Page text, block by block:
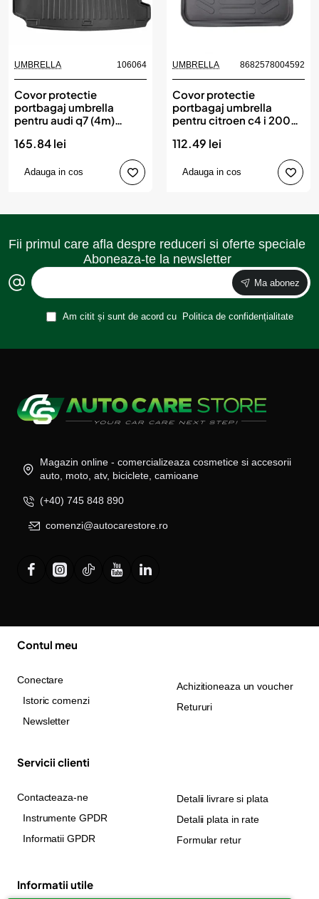
UMBRELLA 106064
Covor protectie
portbagaj umbrella
pentru audi q7 (4m)
165.84 lei
Adauga in cos
UMBRELLA 8682578004592
Covor protectie
portbagaj umbrella
pentru citroen c4 i 2004-
112.49 lei
Adauga in cos
Fii primul care afla despre reduceri si oferte speciale
Aboneaza-te la newsletter
Ma abonez
Am citit și sunt de acord cu Politica de confidențialitate
Magazin online - comercializeaza cosmetice si accesorii
auto, moto, atv, biciclete, camioane
(+40) 745 848 890
comenzi@autocarestore.ro
Contul meu
Conectare
Istoric comenzi
Newsletter
Achizitioneaza un voucher
Retururi
Servicii clienti
Contacteaza-ne
Instrumente GPDR
Informatii GPDR
Detalii livrare si plata
Detalii plata in rate
Formular retur
Informatii utile